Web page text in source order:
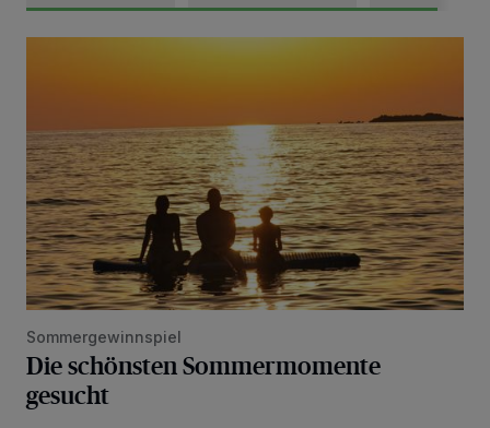
Die schönsten Sommermomente gesucht
Sommergewinnspiel
Die schönsten Sommermomente
gesucht